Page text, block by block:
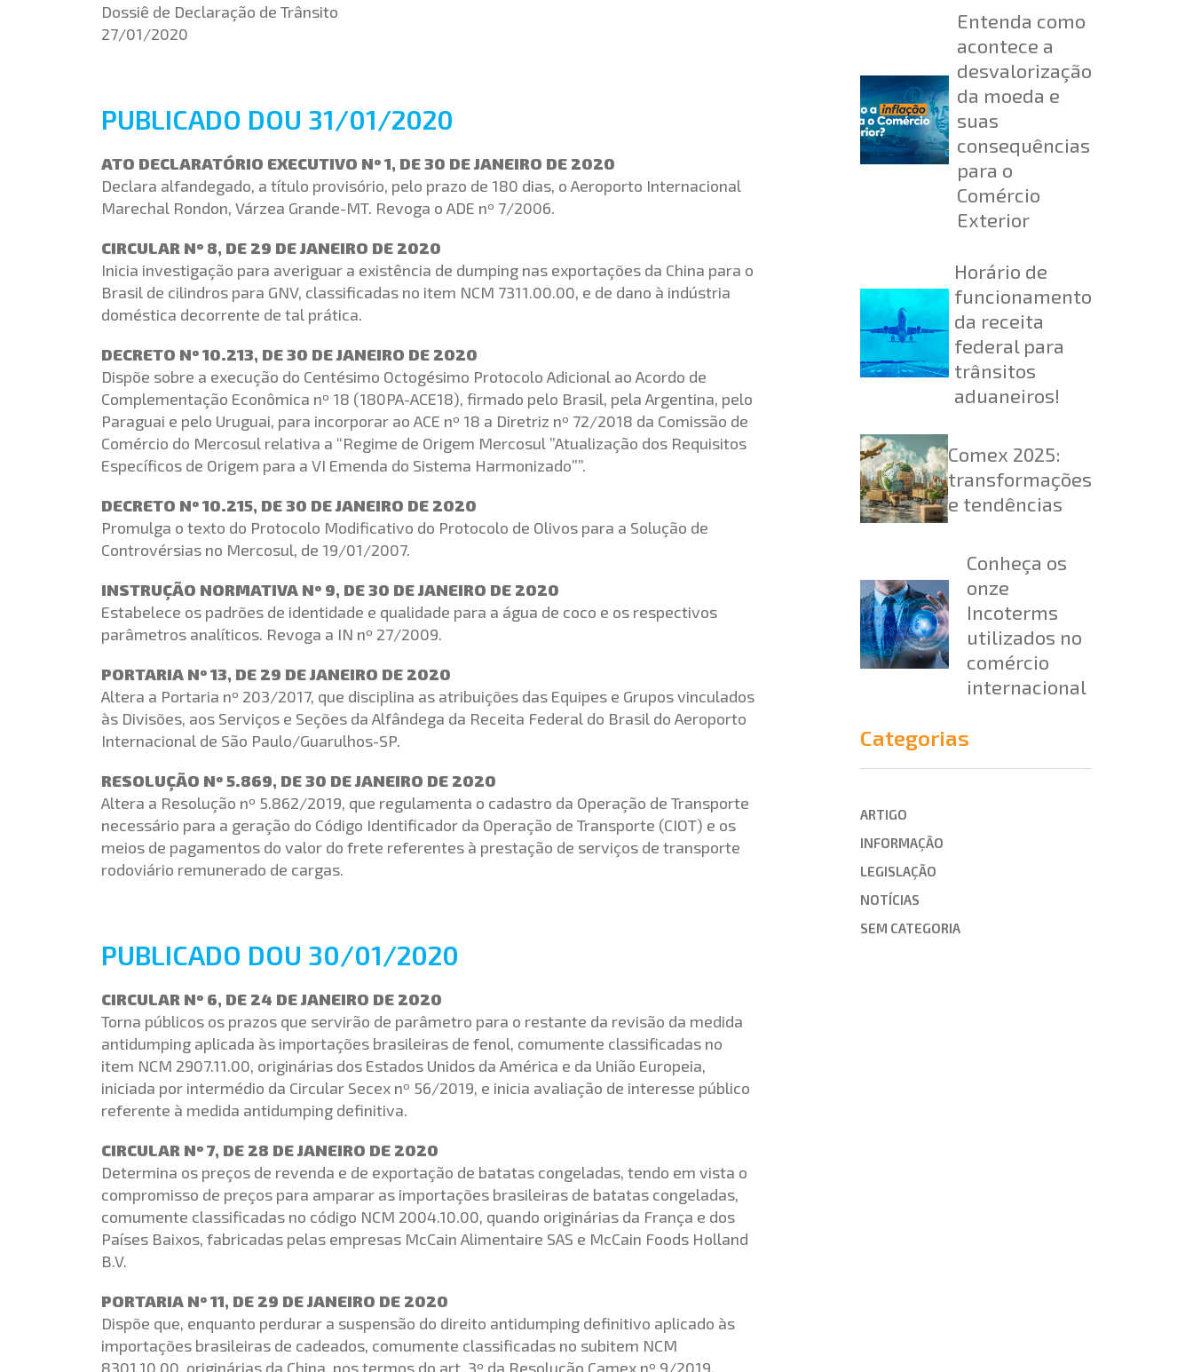
Dossiê de Declaração de Trânsito
27/01/2020
PUBLICADO DOU 31/01/2020
ATO DECLARATÓRIO EXECUTIVO Nº 1, DE 30 DE JANEIRO DE 2020
Declara alfandegado, a título provisório, pelo prazo de 180 dias, o Aeroporto Internacional
Marechal Rondon, Várzea Grande-MT. Revoga o ADE nº 7/2006.
CIRCULAR Nº 8, DE 29 DE JANEIRO DE 2020
Inicia investigação para averiguar a existência de dumping nas exportações da China para o
Brasil de cilindros para GNV, classificadas no item NCM 7311.00.00, e de dano à indústria
doméstica decorrente de tal prática.
DECRETO Nº 10.213, DE 30 DE JANEIRO DE 2020
Dispõe sobre a execução do Centésimo Octogésimo Protocolo Adicional ao Acordo de
Complementação Econômica nº 18 (180PA-ACE18), firmado pelo Brasil, pela Argentina, pelo
Paraguai e pelo Uruguai, para incorporar ao ACE nº 18 a Diretriz nº 72/2018 da Comissão de
Comércio do Mercosul relativa a “Regime de Origem Mercosul ”Atualização dos Requisitos
Específicos de Origem para a VI Emenda do Sistema Harmonizado””.
DECRETO Nº 10.215, DE 30 DE JANEIRO DE 2020
Promulga o texto do Protocolo Modificativo do Protocolo de Olivos para a Solução de
Controvérsias no Mercosul, de 19/01/2007.
INSTRUÇÃO NORMATIVA Nº 9, DE 30 DE JANEIRO DE 2020
Estabelece os padrões de identidade e qualidade para a água de coco e os respectivos
parâmetros analíticos. Revoga a IN nº 27/2009.
PORTARIA Nº 13, DE 29 DE JANEIRO DE 2020
Altera a Portaria nº 203/2017, que disciplina as atribuições das Equipes e Grupos vinculados
às Divisões, aos Serviços e Seções da Alfândega da Receita Federal do Brasil do Aeroporto
Internacional de São Paulo/Guarulhos-SP.
RESOLUÇÃO Nº 5.869, DE 30 DE JANEIRO DE 2020
Altera a Resolução nº 5.862/2019, que regulamenta o cadastro da Operação de Transporte
necessário para a geração do Código Identificador da Operação de Transporte (CIOT) e os
meios de pagamentos do valor do frete referentes à prestação de serviços de transporte
rodoviário remunerado de cargas.
PUBLICADO DOU 30/01/2020
CIRCULAR Nº 6, DE 24 DE JANEIRO DE 2020
Torna públicos os prazos que servirão de parâmetro para o restante da revisão da medida
antidumping aplicada às importações brasileiras de fenol, comumente classificadas no
item NCM 2907.11.00, originárias dos Estados Unidos da América e da União Europeia,
iniciada por intermédio da Circular Secex nº 56/2019, e inicia avaliação de interesse público
referente à medida antidumping definitiva.
CIRCULAR Nº 7, DE 28 DE JANEIRO DE 2020
Determina os preços de revenda e de exportação de batatas congeladas, tendo em vista o
compromisso de preços para amparar as importações brasileiras de batatas congeladas,
comumente classificadas no código NCM 2004.10.00, quando originárias da França e dos
Países Baixos, fabricadas pelas empresas McCain Alimentaire SAS e McCain Foods Holland
B.V.
PORTARIA Nº 11, DE 29 DE JANEIRO DE 2020
Dispõe que, enquanto perdurar a suspensão do direito antidumping definitivo aplicado às
importações brasileiras de cadeados, comumente classificadas no subitem NCM
8301.10.00, originárias da China, nos termos do art. 3º da Resolução Camex nº 9/2019,
Entenda como
acontece a
desvalorização
da moeda e
suas
consequências
para o
Comércio
Exterior
Horário de
funcionamento
da receita
federal para
trânsitos
aduaneiros!
Comex 2025:
transformações
e tendências
Conheça os
onze
Incoterms
utilizados no
comércio
internacional
Categorias
ARTIGO
INFORMAÇÃO
LEGISLAÇÃO
NOTÍCIAS
SEM CATEGORIA